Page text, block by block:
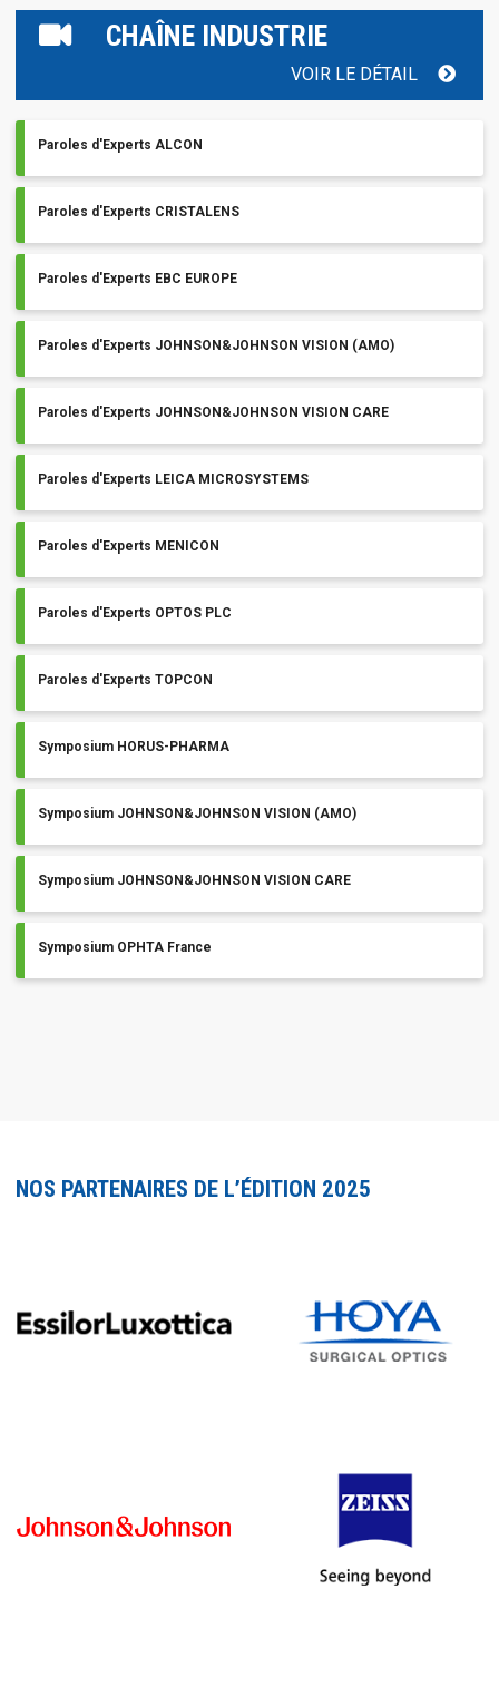
CHAÎNE INDUSTRIE
VOIR LE DÉTAIL
Paroles d'Experts ALCON
Paroles d'Experts CRISTALENS
Paroles d'Experts EBC EUROPE
Paroles d'Experts JOHNSON&JOHNSON VISION (AMO)
Paroles d'Experts JOHNSON&JOHNSON VISION CARE
Paroles d'Experts LEICA MICROSYSTEMS
Paroles d'Experts MENICON
Paroles d'Experts OPTOS PLC
Paroles d'Experts TOPCON
Symposium HORUS-PHARMA
Symposium JOHNSON&JOHNSON VISION (AMO)
Symposium JOHNSON&JOHNSON VISION CARE
Symposium OPHTA France
NOS PARTENAIRES DE L’ÉDITION 2025